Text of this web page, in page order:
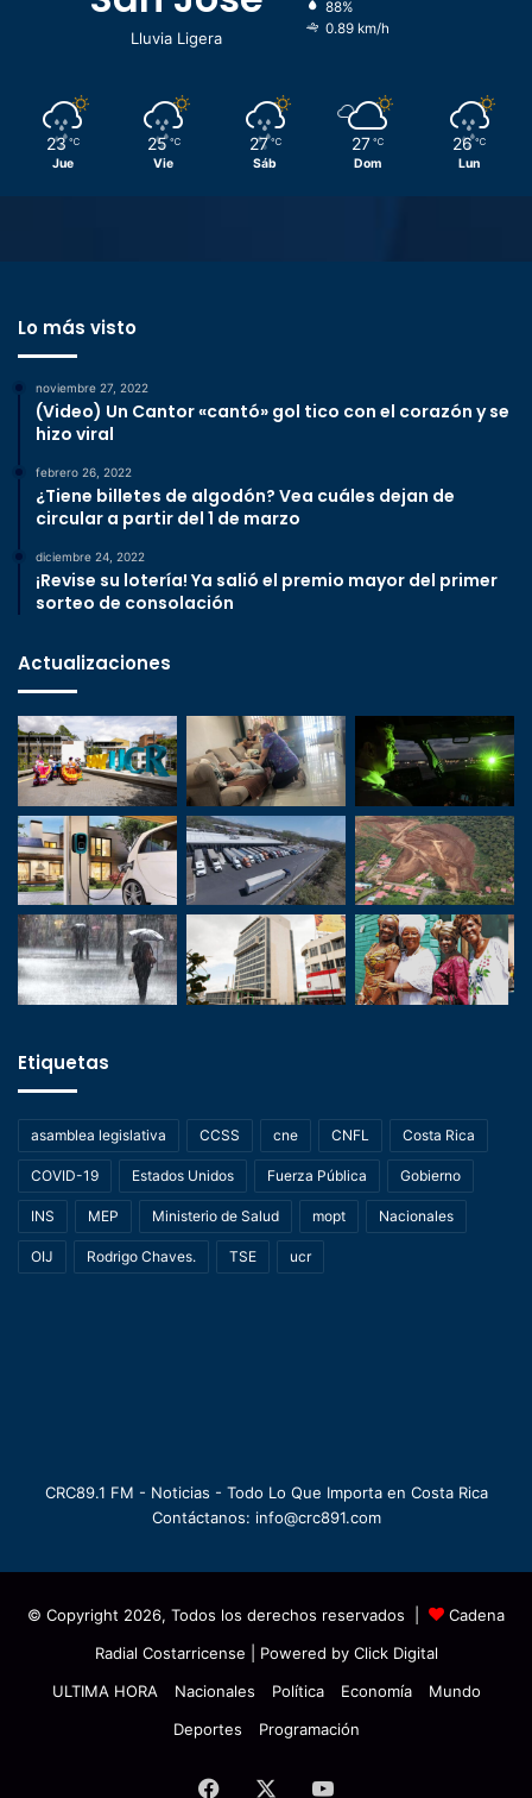
Lluvia Ligera
88%
0.89 km/h
23 ℃
Jue
25 ℃
Vie
27 ℃
Sáb
27 ℃
Dom
26 ℃
Lun
Lo más visto
noviembre 27, 2022
(Video) Un Cantor «cantó» gol tico con el corazón y se
hizo viral
febrero 26, 2022
¿Tiene billetes de algodón? Vea cuáles dejan de
circular a partir del 1 de marzo
diciembre 24, 2022
¡Revise su lotería! Ya salió el premio mayor del primer
sorteo de consolación
Actualizaciones
Etiquetas
asamblea legislativa CCSS cne CNFL Costa Rica
COVID-19 Estados Unidos Fuerza Pública Gobierno
INS MEP Ministerio de Salud mopt Nacionales
OIJ Rodrigo Chaves. TSE ucr
CRC89.1 FM - Noticias - Todo Lo Que Importa en Costa Rica
Contáctanos: info@crc891.com
© Copyright 2026, Todos los derechos reservados |
Cadena
Radial Costarricense | Powered by Click Digital
ULTIMA HORA
Nacionales Política Economía
Mundo
Deportes
Programación
Facebook